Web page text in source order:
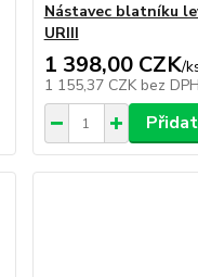
Nástavec blatníku
URIII
1 398,00 CZK/
1 155,37 CZK bez DPH